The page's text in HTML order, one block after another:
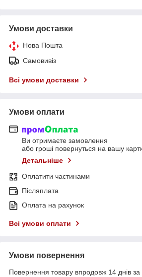
Умови доставки
Нова Пошта
Самовивіз
Всі умови доставки
Умови оплати
Ви отримаєте замовлення
або гроші повернуться на вашу
Детальніше
Оплатити частинами
Післяплата
Оплата на рахунок
Всі умови оплати
Умови повернення
Повернення товару впродовж 14 днів